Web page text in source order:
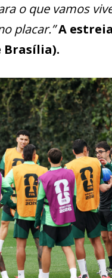
o que vamos
placar.”A
Brasília).